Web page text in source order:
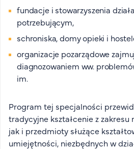
fundacje i stowarzyszenia
potrzebującym,
schroniska, domy opieki i
organizacje pozarządowe
diagnozowaniem ww.
im.
Program tej specjalności
tradycyjne kształcenie z
jak i przedmioty służące
umiejętności, niezbędnych w